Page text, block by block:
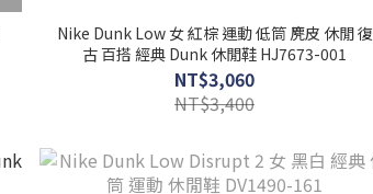
Nike Dunk Low 女 紅棕 運動 低筒 麂皮 休閒 復
古 百搭 經典 Dunk 休閒鞋 HJ7673-001
NT$3,060
NT$3,400